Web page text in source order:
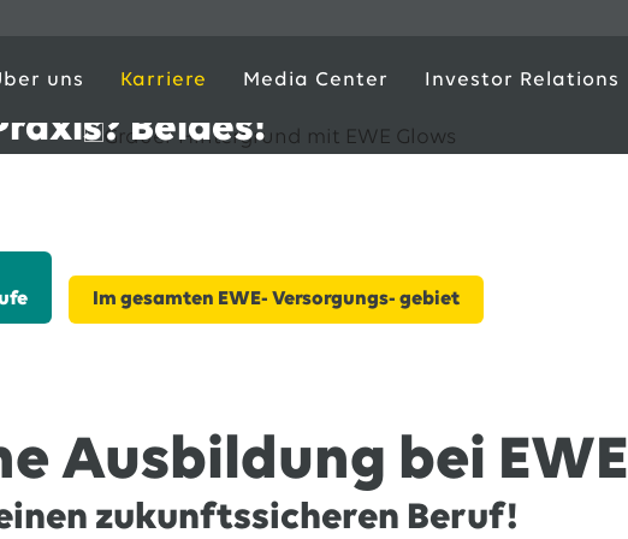
uns Karriere Media Center Investor Relations
Beides!
Im gesamten EWE- Versorgungs- gebiet
Ausbildung bei EWE
zukunftssicheren Beruf!